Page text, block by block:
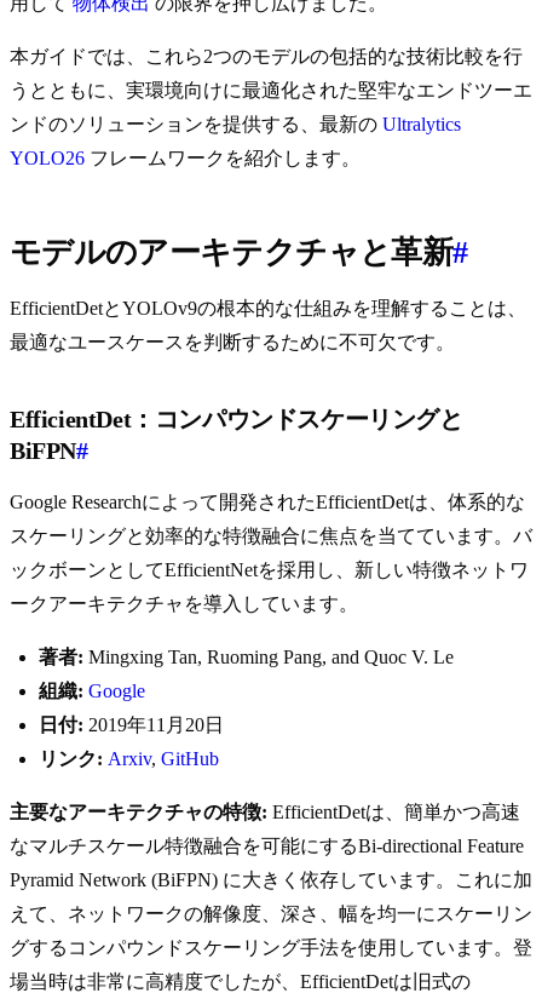
本ガイドでは、これら2つのモデルの包括的な技術比較を行
うとともに、実環境向けに最適化された堅牢なエンドツーエ
ンドのソリューションを提供する、最新の Ultralytics
YOLO26 フレームワークを紹介します。
モデルのアーキテクチャと革新#
EfficientDetとYOLOv9の根本的な仕組みを理解することは、
最適なユースケースを判断するために不可欠です。
EfficientDet：コンパウンドスケーリングと
BiFPN#
Google Researchによって開発されたEfficientDetは、体系的な
スケーリングと効率的な特徴融合に焦点を当てています。バ
ックボーンとしてEfficientNetを採用し、新しい特徴ネットワ
ークアーキテクチャを導入しています。
著者: Mingxing Tan, Ruoming Pang, and Quoc V. Le
組織: Google
日付: 2019年11月20日
リンク: Arxiv, GitHub
主要なアーキテクチャの特徴: EfficientDetは、簡単かつ高速
なマルチスケール特徴融合を可能にするBi-directional Feature
Pyramid Network (BiFPN) に大きく依存しています。これに加
えて、ネットワークの解像度、深さ、幅を均一にスケーリン
グするコンパウンドスケーリング手法を使用しています。登
場当時は非常に高精度でしたが、EfficientDetは旧式の